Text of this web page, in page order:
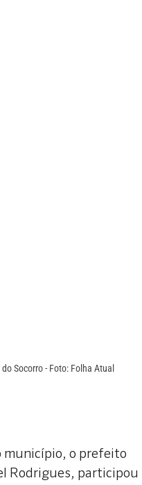
Socorro - Foto: Folha Atual
município, o prefeito
Rodrigues, participou